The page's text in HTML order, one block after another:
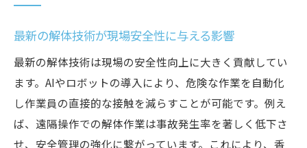
び方
香川県さぬき市で注目されるサステナブル
解体
社会課題解決に貢献する解体技術の新提案
環境負荷軽減型解体を推進する現場の声
最新の解体技術が現場安全性に与える影響
最新の解体技術は現場の安全性向上に大きく貢献してい
ます。AIやロボットの導入により、危険な作業を自動化
し作業員の直接的な接触を減らすことが可能です。例え
ば、遠隔操作での解体作業は事故発生率を著しく低下さ
せ、安全管理の強化に繋がっています。これにより、香